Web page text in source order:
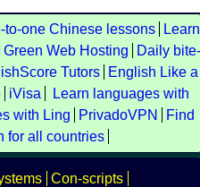
to-one Chinese lessons
Learn
Green Web Hosting
Daily bite-
Tutors
English Like a
iVisa
Learn languages with
with Ling PrivadoVPN
Find
for all countries
Con-scripts